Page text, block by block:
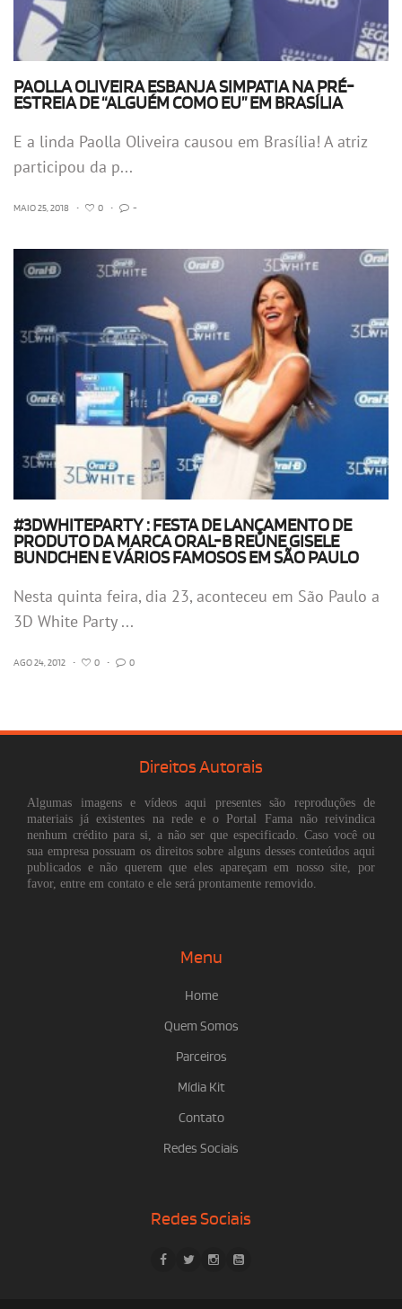
PAOLLA OLIVEIRA ESBANJA SIMPATIA NA PRÉ-
ESTREIA DE “ALGUÉM COMO EU” EM BRASÍLIA
E a linda Paolla Oliveira causou em Brasília! A atriz
participou da p...
MAIO 25, 2018 • 0 • -
#3DWHITEPARTY : FESTA DE LANÇAMENTO DE
PRODUTO DA MARCA ORAL-B REÚNE GISELE
BUNDCHEN E VÁRIOS FAMOSOS EM SÃO PAULO
Nesta quinta feira, dia 23, aconteceu em São Paulo a
3D White Party ...
AGO 24, 2012 • 0 • 0
Direitos Autorais
Algumas imagens e vídeos aqui presentes são reproduções de
materiais já existentes na rede e o Portal Fama não reivindica
nenhum crédito para si, a não ser que especificado. Caso você ou
sua empresa possuam os direitos sobre alguns desses conteúdos aqui
publicados e não querem que eles apareçam em nosso site, por
favor, entre em contato e ele será prontamente removido.
Menu
Home
Quem Somos
Parceiros
Mídia Kit
Contato
Redes Sociais
Redes Sociais